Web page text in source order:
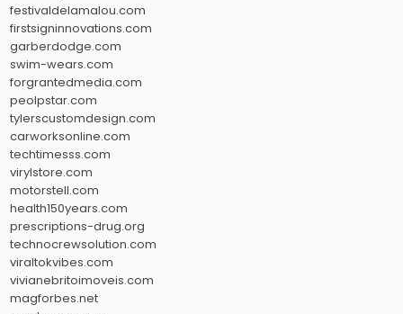
festivaldelamalou.com
firstsigninnovations.com
garberdodge.com
swim-wears.com
forgrantedmedia.com
peolpstar.com
tylerscustomdesign.com
carworksonline.com
techtimesss.com
virylstore.com
motorstell.com
health150years.com
prescriptions-drug.org
technocrewsolution.com
viraltokvibes.com
vivianebritoimoveis.com
magforbes.net